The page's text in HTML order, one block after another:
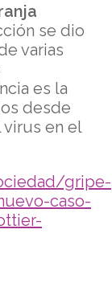
se dio
varias
es la
desde
en el
gripe-
caso-